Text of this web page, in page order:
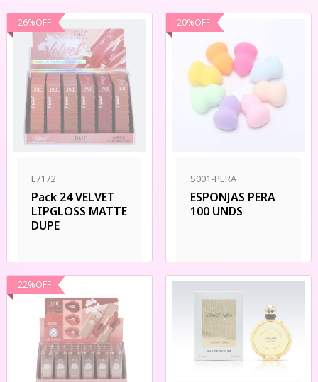
26%OFF
L7172
Pack 24 VELVET
LIPGLOSS MATTE
DUPE
20%OFF
S001-PERA
ESPONJAS PERA
100 UNDS
22%OFF